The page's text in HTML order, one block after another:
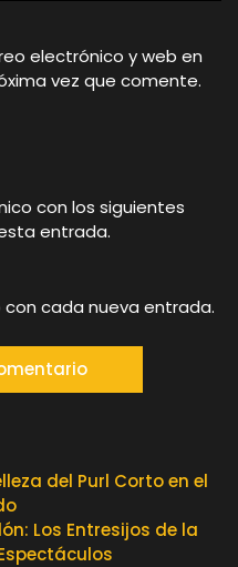
electrónico y web en
vez que comente.
con los siguientes
entrada.
cada nueva entrada.
del Purl Corto en el
Los Entresijos de la